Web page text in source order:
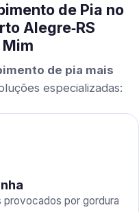
de Pia no
Alegre‑RS
de pia mais
especializadas:
por gordura